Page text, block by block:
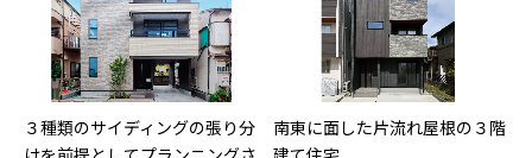
３種類のサイディングの張り分
南東に面した片流れ屋根の３階